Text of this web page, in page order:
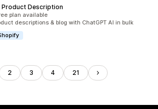
Product Description
331件
plan available
descriptions & blog with ChatGPT AI in bulk
2 3 4 21